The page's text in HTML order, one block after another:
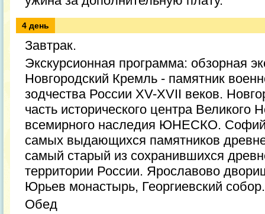
4 день
Завтрак.
Экскурсионная программа: обзорная
Новгородский Кремль - памятник
зодчества России XV-XVII веков.
часть исторического центра Великого
всемирного наследия ЮНЕСКО.
самых выдающихся памятников
самый старый из сохранившихся
территории России. Ярославово
Юрьев монастырь, Георгиевский собор.
Обед